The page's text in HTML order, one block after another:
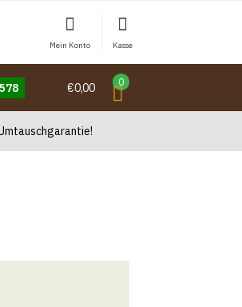
Mein Konto Kasse
€0,00 0